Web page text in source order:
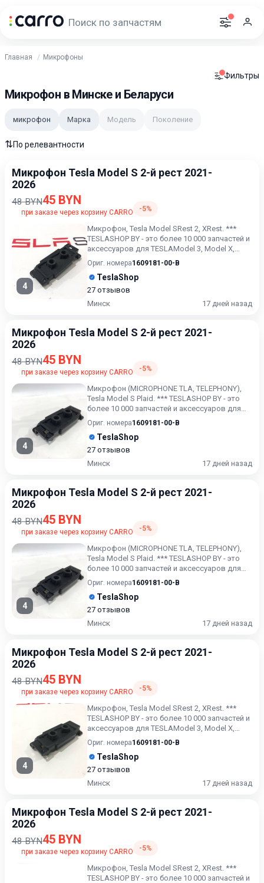
Главная Микрофоны
Фильтры
Микрофон в Минске и Беларуси
микрофон Марка Модель Поколение
⇅По релевантности
Микрофон Tesla Model S 2-й рест 2021-
2026
48 BYN45 BYN
при заказе через корзину CARRO -5%
4
Микрофон, Tesla Model SRest 2, XRest. ***
TESLASHOP BY - это более 10 000 запчастей и
аксессуаров для TESLAModel 3, Model X,
Model S, Model...
Ориг. номера1609181-00-B
TeslaShop
27 отзывов
Минск
17 дней назад
Микрофон Tesla Model S 2-й рест 2021-
2026
48 BYN45 BYN
при заказе через корзину CARRO -5%
4
Микрофон (MICROPHONE TLA, TELEPHONY),
Tesla Model S Plaid. *** TESLASHOP BY - это
более 10 000 запчастей и аксессуаров для
TESLAModel 3, Mod...
Ориг. номера1609181-00-B
TeslaShop
27 отзывов
Минск
17 дней назад
Микрофон Tesla Model S 2-й рест 2021-
2026
48 BYN45 BYN
при заказе через корзину CARRO -5%
4
Микрофон (MICROPHONE TLA, TELEPHONY),
Tesla Model S Plaid. *** TESLASHOP BY - это
более 10 000 запчастей и аксессуаров для
TESLAModel 3, Mod...
Ориг. номера1609181-00-B
TeslaShop
27 отзывов
Минск
17 дней назад
Микрофон Tesla Model S 2-й рест 2021-
2026
48 BYN45 BYN
при заказе через корзину CARRO -5%
4
Микрофон, Tesla Model SRest 2, XRest. ***
TESLASHOP BY - это более 10 000 запчастей и
аксессуаров для TESLAModel 3, Model X,
Model S, Model...
Ориг. номера1609181-00-B
TeslaShop
27 отзывов
Минск
17 дней назад
Микрофон Tesla Model S 2-й рест 2021-
2026
48 BYN45 BYN
при заказе через корзину CARRO -5%
Микрофон, Tesla Model SRest 2, XRest. ***
TESLASHOP BY - это более 10 000 запчастей и